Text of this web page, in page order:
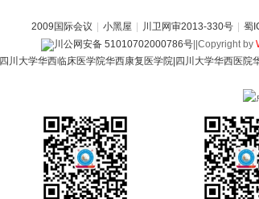
2009国际会议 小黑屋 川卫网审2013-330号 蜀
川公网安备 51010702000786号 ||Copyright by
四川大学华西临床医学院华西康复医学院|四川大学华西医院